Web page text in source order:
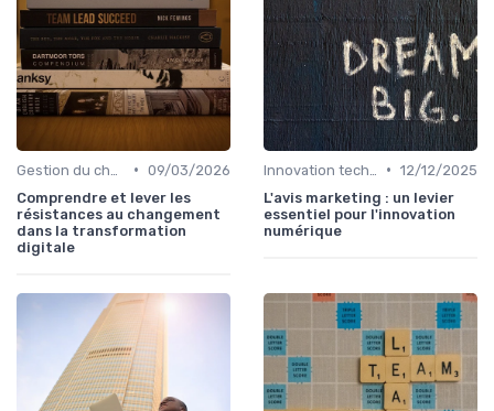
• 09/03/2026
Comprendre et lever les
résistances au changement
dans la transformation
digitale
• 12/12/2025
L'avis marketing : un levier
essentiel pour l'innovation
numérique